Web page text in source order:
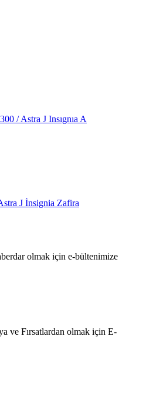
/ Astra J Insıgnıa A
J İnsignia Zafira
olmak için e-bültenimize
ve Fırsatlardan olmak için E-